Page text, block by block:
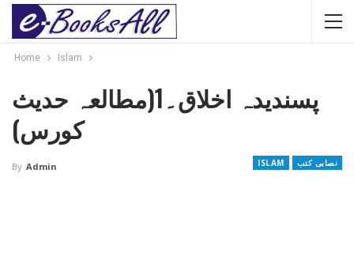
Home Islam
پسندیدہ اخلاق۔1(مطالعہ حدیث
کورس)
ISLAM نصابی کتب By Admin